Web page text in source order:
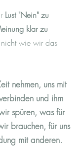
Lust "Nein" zu
klar zu
wie wir das
nehmen, uns mit
und ihm
spüren, was für
brauchen, für uns
mit anderen.